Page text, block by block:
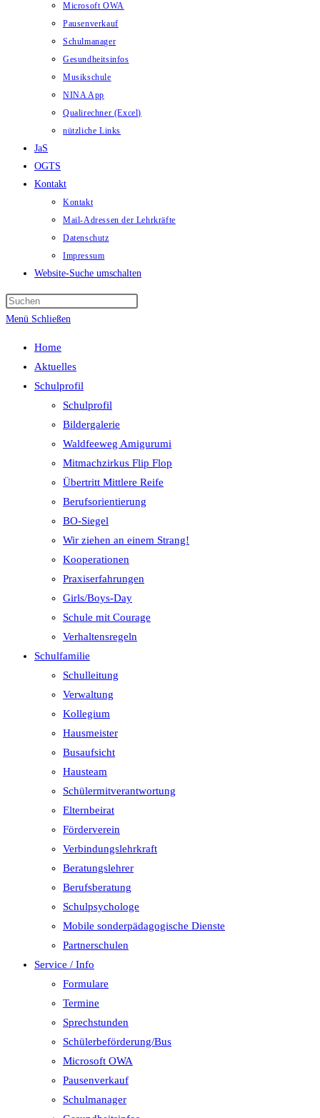
Microsoft OWA
Pausenverkauf
Schulmanager
Gesundheitsinfos
Musikschule
NINA App
Qualirechner (Excel)
nützliche Links
JaS
OGTS
Kontakt
Kontakt
Mail-Adressen der Lehrkräfte
Datenschutz
Impressum
Website-Suche umschalten
Menü Schließen
Home
Aktuelles
Schulprofil
Schulprofil
Bildergalerie
Waldfeeweg Amigurumi
Mitmachzirkus Flip Flop
Übertritt Mittlere Reife
Berufsorientierung
BO-Siegel
Wir ziehen an einem Strang!
Kooperationen
Praxiserfahrungen
Girls/Boys-Day
Schule mit Courage
Verhaltensregeln
Schulfamilie
Schulleitung
Verwaltung
Kollegium
Hausmeister
Busaufsicht
Hausteam
Schülermitverantwortung
Elternbeirat
Förderverein
Verbindungslehrkraft
Beratungslehrer
Berufsberatung
Schulpsychologe
Mobile sonderpädagogische Dienste
Partnerschulen
Service / Info
Formulare
Termine
Sprechstunden
Schülerbeförderung/Bus
Microsoft OWA
Pausenverkauf
Schulmanager